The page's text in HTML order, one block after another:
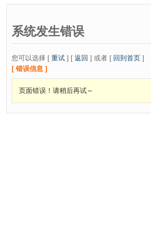
系统发生错误
您可以选择 [ 重试 ] [ 返回 ] 或者 [ 回到首页 ]
[ 错误信息 ]
页面错误！请稍后再试～